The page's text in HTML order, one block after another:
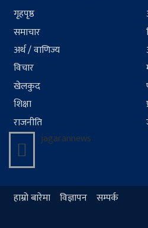
गृहपृष्ठ
समाचार
अर्थ / वाणिज्य
विचार
खेलकुद
शिक्षा
राजनीति
jagarannews
हाम्रो बारेमा विज्ञापन सम्पर्क